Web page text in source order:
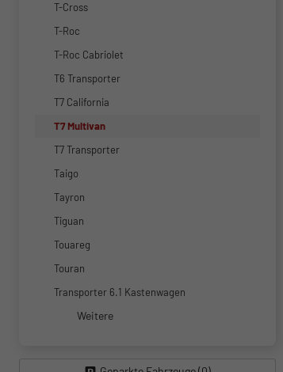
T-Cross
T-Roc
T-Roc Cabriolet
T6 Transporter
T7 California
T7 Multivan
T7 Transporter
Taigo
Tayron
Tiguan
Touareg
Touran
Transporter 6.1 Kastenwagen
Weitere